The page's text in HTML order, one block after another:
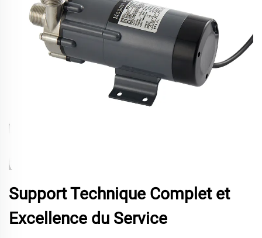
Support Technique Complet et
Excellence du Service